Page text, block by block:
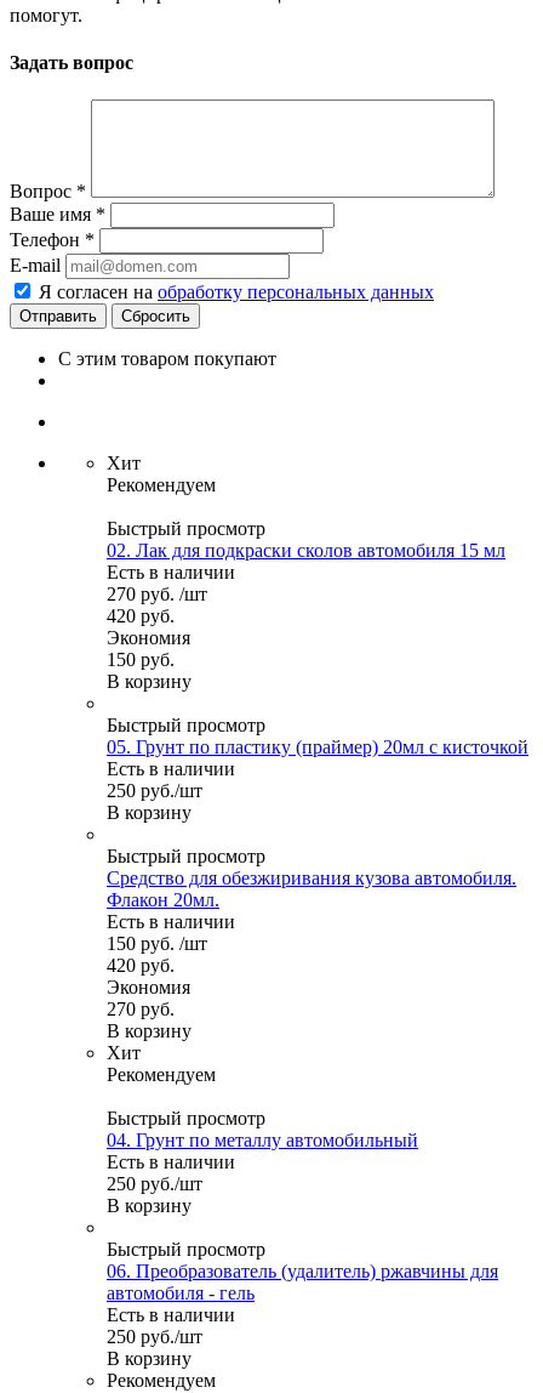
помогут.
Задать вопрос
Вопрос *
Ваше имя *
Телефон *
E-mail
Я согласен на обработку персональных данных
Сбросить
С этим товаром покупают
Хит
Рекомендуем
Быстрый просмотр
02. Лак для подкраски сколов автомобиля 15 мл
Есть в наличии
270 руб. /шт
420 руб.
Экономия
150 руб.
В корзину
Быстрый просмотр
05. Грунт по пластику (праймер) 20мл с кисточкой
Есть в наличии
250 руб./шт
В корзину
Быстрый просмотр
Средство для обезжиривания кузова автомобиля.
Флакон 20мл.
Есть в наличии
150 руб. /шт
420 руб.
Экономия
270 руб.
В корзину
Хит
Рекомендуем
Быстрый просмотр
04. Грунт по металлу автомобильный
Есть в наличии
250 руб./шт
В корзину
Быстрый просмотр
06. Преобразователь (удалитель) ржавчины для
автомобиля - гель
Есть в наличии
250 руб./шт
В корзину
Рекомендуем